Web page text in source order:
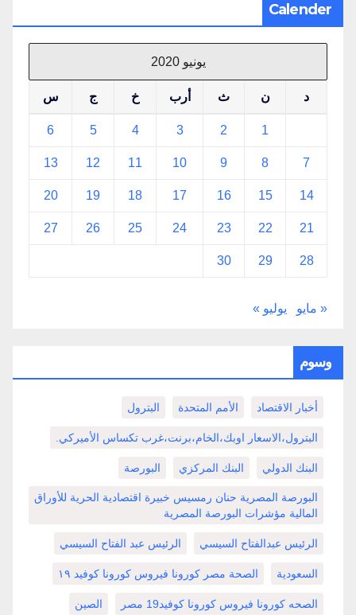
Calender
يونيو 2020
د ن ث أرب خ ج س
1
2
3
4
5
6
7
8
9
10
11
12
13
14
15
16
17
18
19
20
21
22
23
24
25
26
27
28
29
30
« مايو يوليو »
وسوم
أخبار الاقتصاد الأمم المتحدة البترول
البترول،الاسعار اوبك،الخام،برنت،غرب تكساس الأميركي.
البنك الدولي البنك المركزي البورصة
البورصة المصرية حنان رمسيس خبيرة اقتصادية الحرية للأوراق
المالية مؤشرات البورصة المصرية
الرئيس عبدالفتاح السيسي الرئيس عبد الفتاح السيسي
السعودية الصحة مصر كورونا فيروس كورونا كوفيد ١٩
الصحه كورونا فيروس كورونا كوفيد19 مصر الصين